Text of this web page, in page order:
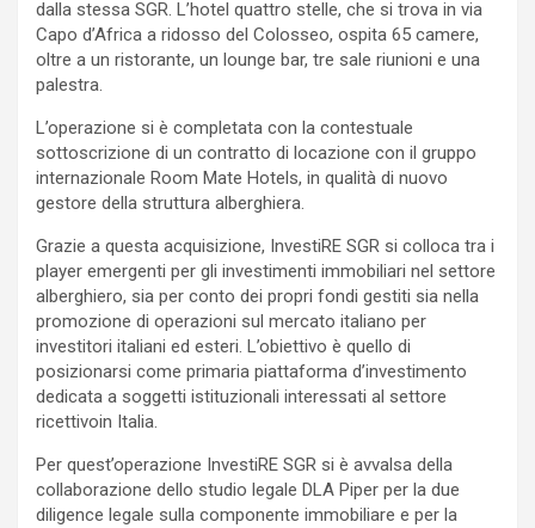
dalla stessa SGR. L’hotel quattro stelle, che si trova in via
Capo d’Africa a ridosso del Colosseo, ospita 65 camere,
oltre a un ristorante, un lounge bar, tre sale riunioni e una
palestra.
L’operazione si è completata con la contestuale
sottoscrizione di un contratto di locazione con il gruppo
internazionale Room Mate Hotels, in qualità di nuovo
gestore della struttura alberghiera.
Grazie a questa acquisizione, InvestiRE SGR si colloca tra i
player emergenti per gli investimenti immobiliari nel settore
alberghiero, sia per conto dei propri fondi gestiti sia nella
promozione di operazioni sul mercato italiano per
investitori italiani ed esteri. L’obiettivo è quello di
posizionarsi come primaria piattaforma d’investimento
dedicata a soggetti istituzionali interessati al settore
ricettivoin Italia.
Per quest’operazione InvestiRE SGR si è avvalsa della
collaborazione dello studio legale DLA Piper per la due
diligence legale sulla componente immobiliare e per la